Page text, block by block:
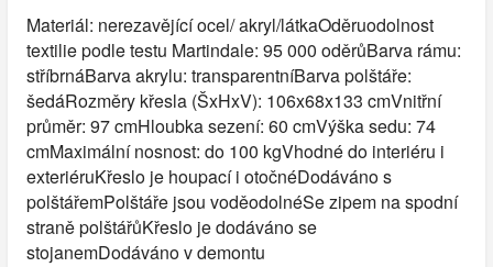
Materiál: nerezavějící ocel/ akryl/látkaOděruodolnost
textilie podle testu Martindale: 95 000 oděrůBarva rámu:
stříbrnáBarva akrylu: transparentníBarva polštáře:
šedáRozměry křesla (ŠxHxV): 106x68x133 cmVnitřní
průměr: 97 cmHloubka sezení: 60 cmVýška sedu: 74
cmMaximální nosnost: do 100 kgVhodné do interiéru i
exteriéruKřeslo je houpací i otočnéDodáváno s
polštářemPolštáře jsou voděodolnéSe zipem na spodní
straně polštářůKřeslo je dodáváno se
stojanemDodáváno v demontu